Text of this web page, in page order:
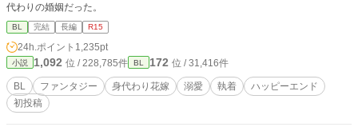
代わりの婚姻だった。
BL 完結 長編 R15
24h.ポイント 1,235pt
小説 1,092 位 / 228,785件 BL 172 位 / 31,416件
BL ファンタジー 身代わり花嫁 溺愛 執着
ハッピーエンド
初投稿